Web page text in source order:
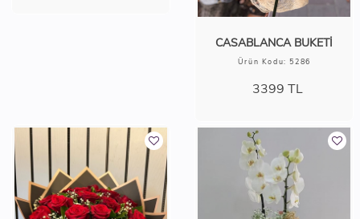
CASABLANCA BUKETİ
Ürün Kodu: 5286
3399 TL